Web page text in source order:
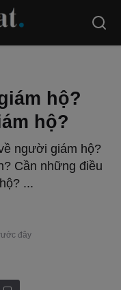
hộ?
hộ?
người giám hộ?
Cần những điều
...
đây